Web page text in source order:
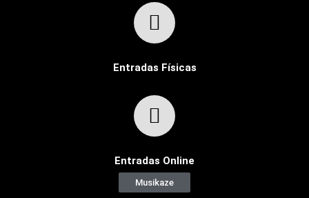
Entradas Físicas
Entradas Online
Musikaze